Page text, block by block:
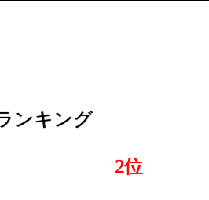
ンキング
2位